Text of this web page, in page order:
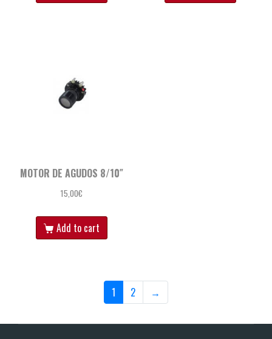
MOTOR DE AGUDOS 8/10″
15,00€
Add to cart
1 2 →